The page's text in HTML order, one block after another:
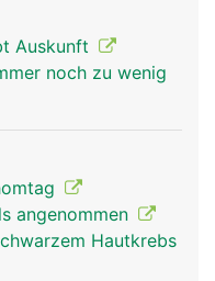
Auskunft
noch zu wenig
angenommen
Hautkrebs